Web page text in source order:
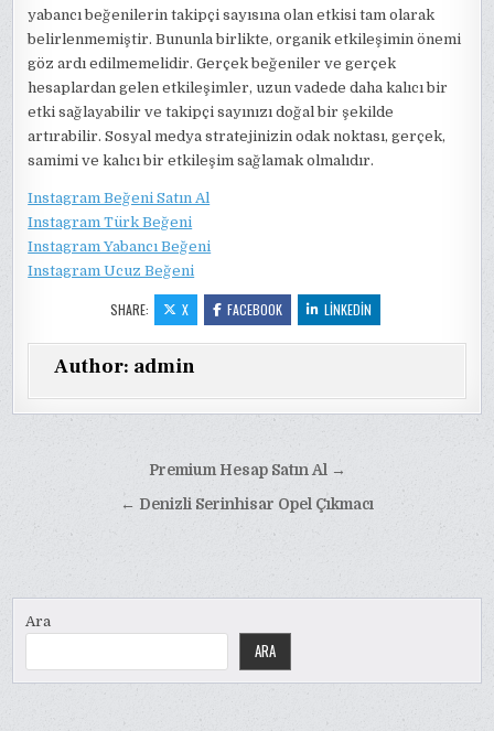
yabancı beğenilerin takipçi sayısına olan etkisi tam olarak
belirlenmemiştir. Bununla birlikte, organik etkileşimin önemi
göz ardı edilmemelidir. Gerçek beğeniler ve gerçek
hesaplardan gelen etkileşimler, uzun vadede daha kalıcı bir
etki sağlayabilir ve takipçi sayınızı doğal bir şekilde
artırabilir. Sosyal medya stratejinizin odak noktası, gerçek,
samimi ve kalıcı bir etkileşim sağlamak olmalıdır.
Instagram Beğeni Satın Al
Instagram Türk Beğeni
Instagram Yabancı Beğeni
Instagram Ucuz Beğeni
SHARE: X FACEBOOK LINKEDIN
Author: admin
gezinmesi
Premium Hesap Satın Al →
← Denizli Serinhisar Opel Çıkmacı
Ara
ARA